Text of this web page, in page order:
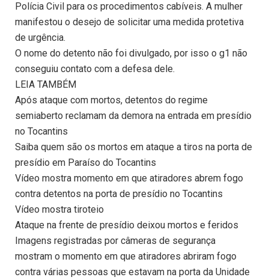
Polícia Civil para os procedimentos cabíveis. A mulher
manifestou o desejo de solicitar uma medida protetiva
de urgência.
O nome do detento não foi divulgado, por isso o g1 não
conseguiu contato com a defesa dele.
LEIA TAMBÉM
Após ataque com mortos, detentos do regime
semiaberto reclamam da demora na entrada em presídio
no Tocantins
Saiba quem são os mortos em ataque a tiros na porta de
presídio em Paraíso do Tocantins
Vídeo mostra momento em que atiradores abrem fogo
contra detentos na porta de presídio no Tocantins
Vídeo mostra tiroteio
Ataque na frente de presídio deixou mortos e feridos
Imagens registradas por câmeras de segurança
mostram o momento em que atiradores abriram fogo
contra várias pessoas que estavam na porta da Unidade